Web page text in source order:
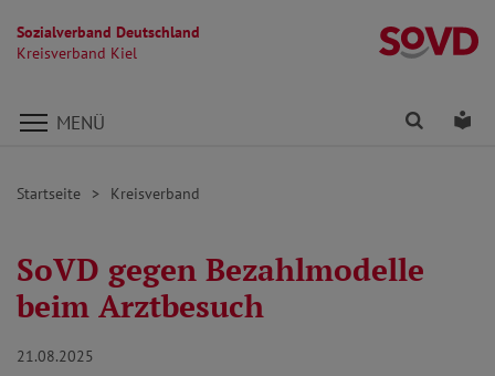
Sozialverband Deutschland
Kreisverband Kiel
Direkt zu den Inhalten springen
MENÜ Finden
Startseite Kreisverband
SoVD gegen Bezahlmodelle
beim Arztbesuch
21.08.2025